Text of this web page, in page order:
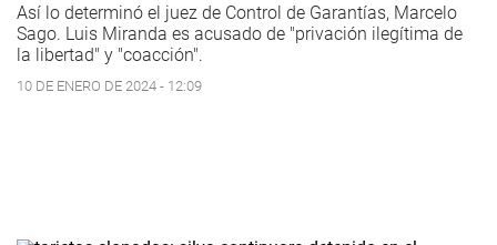
Así lo determinó el juez de Control de Garantías, Marcelo
Sago. Luis Miranda es acusado de "privación ilegítima de
la libertad" y "coacción".
10 DE ENERO DE 2024 - 12:09